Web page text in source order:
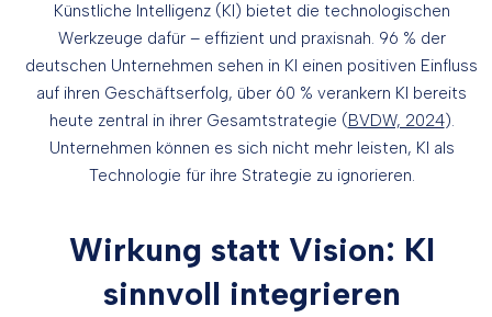
Künstliche Intelligenz (KI) bietet die technologischen
Werkzeuge dafür – effizient und praxisnah. 96 % der
deutschen Unternehmen sehen in KI einen positiven Einfluss
auf ihren Geschäftserfolg, über 60 % verankern KI bereits
heute zentral in ihrer Gesamtstrategie (BVDW, 2024).
Unternehmen können es sich nicht mehr leisten, KI als
Technologie für ihre Strategie zu ignorieren.
Wirkung statt Vision: KI
sinnvoll integrieren